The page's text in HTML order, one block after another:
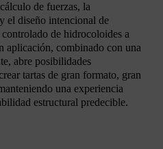
de fuerzas, la
el diseño intencional de
de hidrocoloides a
aplicación, combinado con una
abre posibilidades
tartas de gran formato, gran
una experiencia
estructural predecible.